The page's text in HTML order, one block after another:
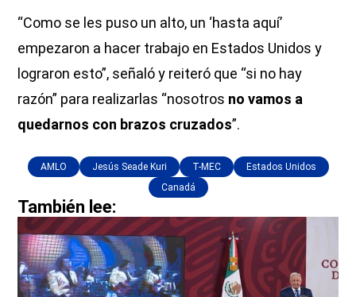
“Como se les puso un alto, un ‘hasta aquí’
empezaron a hacer trabajo en Estados Unidos y
lograron esto”, señaló y reiteró que “si no hay
razón” para realizarlas “nosotros no vamos a
quedarnos con brazos cruzados”.
AMLO Jesús Seade Kuri T-MEC
Estados Unidos
Canadá
También lee: